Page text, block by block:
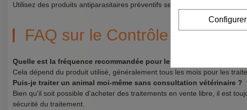
Utilisez des produits antiparasitaires préventifs selon les
FAQ sur le Contrôle
Quelle est la fréquence recommandée pour les traitements
Cela dépend du produit utilisé, généralement tous les mois pour les
Puis-je traiter un animal moi-même sans consultation vétérinaire ?
Bien qu'il soit possible d'acheter des traitements en vente libre, il est
sécurité du traitement.
Configurer